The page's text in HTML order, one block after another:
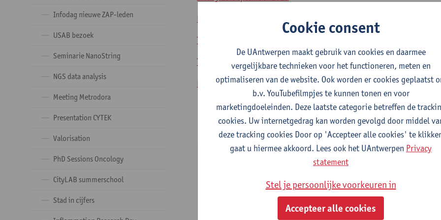
Infodag nieuwe ZAP-leden
USAB bezoek
Seminarie NanoString
NGS data analysis
Meeting Metrodora
Presentation CYTEK
Valorisation
PhD Sessions Oncology
CityLAB summerschool
Stad in cijfers
​Friday 13 October 2023​
Thursday 16 November 2023
Thursday 23 November 2023
Friday 8 December 2023​
Chief Scientific Liaison - Spearheads Neurosciences &
Cookie consent
De UAntwerpen maakt gebruik van cookies en daarmee
vergelijkbare technieken voor het functioneren, meten en
optimaliseren van de website. Ook worden er cookies geplaatst
b.v. YouTubefilmpjes te kunnen tonen en voor
marketingdoeleinden. Deze laatste categorie betreffen de
cookies. Uw internetgedrag kan worden gevolgd door middel
deze tracking cookies Door op 'Accepteer alle cookies' te
gaat u hiermee akkoord. Lees ook het UAntwerpen Privacy
statement
Stel je persoonlijke voorkeuren in
Accepteer alle cookies